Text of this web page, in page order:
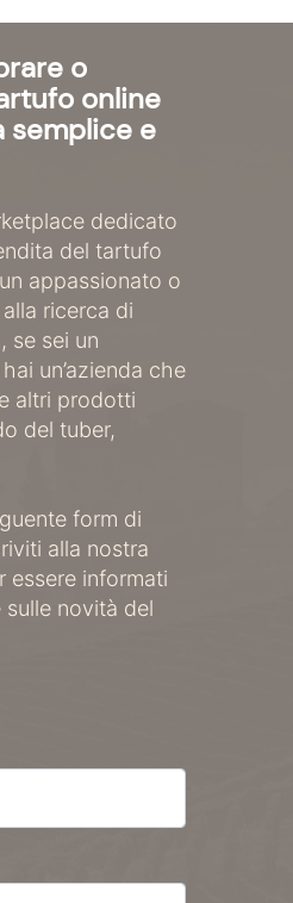
o
online
semplice e
dedicato
del tartufo
appassionato o
ricerca di
se sei un
un’azienda che
altri prodotti
del tuber,
form di
alla nostra
essere informati
novità del